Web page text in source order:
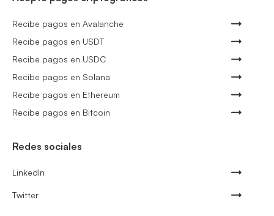
Recibe pagos en Avalanche
Recibe pagos en USDT
Recibe pagos en USDC
Recibe pagos en Solana
Recibe pagos en Ethereum
Recibe pagos en Bitcoin
Redes sociales
LinkedIn
Twitter